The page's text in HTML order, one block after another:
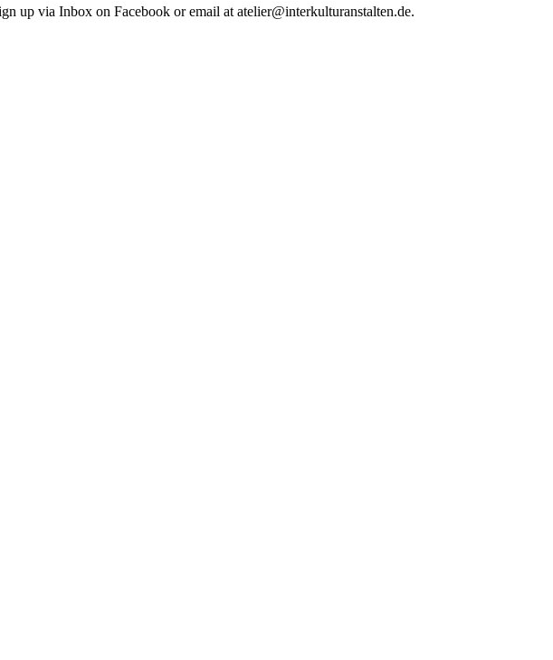
up via Inbox on Facebook or email at atelier@interkulturanstalten.de.